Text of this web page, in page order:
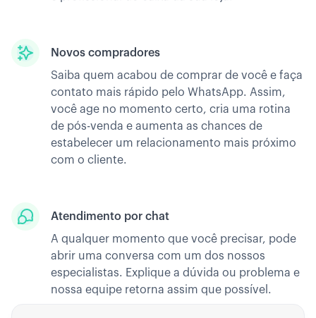
Novos compradores
Saiba quem acabou de comprar de você e faça
contato mais rápido pelo WhatsApp. Assim,
você age no momento certo, cria uma rotina
de pós-venda e aumenta as chances de
estabelecer um relacionamento mais próximo
com o cliente.
Atendimento por chat
A qualquer momento que você precisar, pode
abrir uma conversa com um dos nossos
especialistas. Explique a dúvida ou problema e
nossa equipe retorna assim que possível.